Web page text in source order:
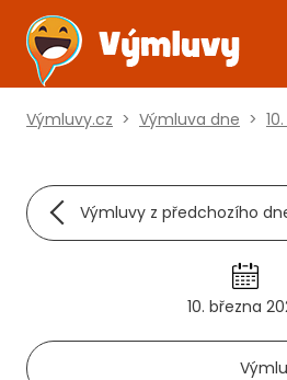
Výmluvy.cz > Výmluva dne >
Výmluvy z předchozího
10. března